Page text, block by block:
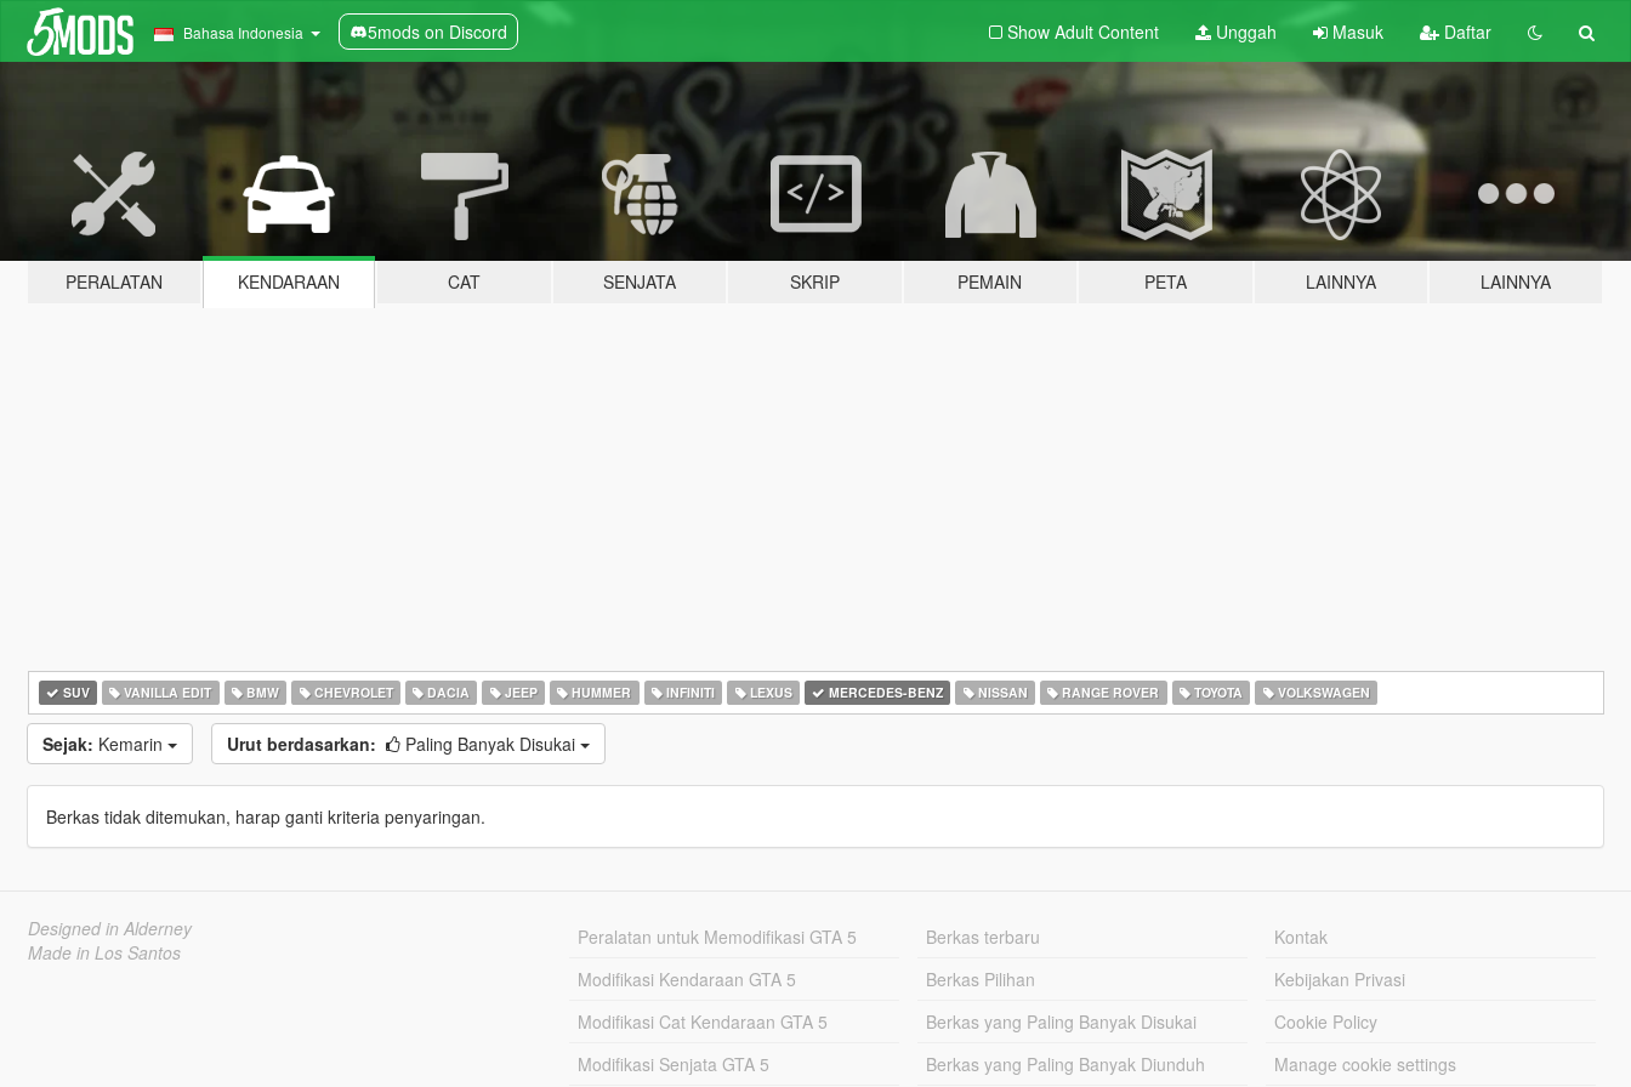
Bahasa Indonesia 5mods on Discord Show Adult Content Unggah Masuk Daftar
PERALATAN KENDARAAN CAT SENJATA SKRIP PEMAIN PETA LAINNYA LAINNYA
SUV VANILLA EDIT BMW CHEVROLET DACIA JEEP HUMMER INFINITI LEXUS MERCEDES-BENZ NISSAN RANGE ROVER TOYOTA VOLKSWAGEN
Sejak: Kemarin Urut berdasarkan: Paling Banyak Disukai
Berkas tidak ditemukan, harap ganti kriteria penyaringan.
Designed in Alderney
Made in Los Santos
Peralatan untuk Memodifikasi GTA 5
Modifikasi Kendaraan GTA 5
Modifikasi Cat Kendaraan GTA 5
Modifikasi Senjata GTA 5
Berkas terbaru
Berkas Pilihan
Berkas yang Paling Banyak Disukai
Berkas yang Paling Banyak Diunduh
Kontak
Kebijakan Privasi
Cookie Policy
Manage cookie settings